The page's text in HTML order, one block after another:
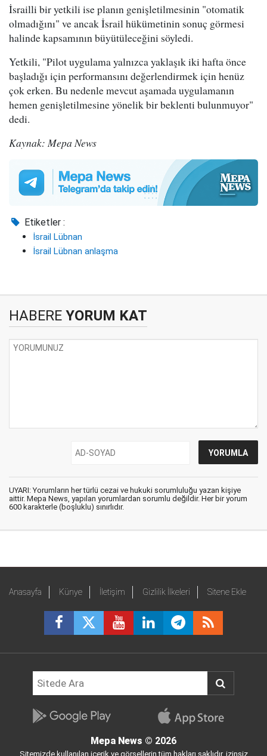
İsrailli bir yetkili ise planın genişletilmesinin "otomatik
olmadığını" ve ancak İsrail hükümetinin sonuç görmesi
halinde kapsamının büyütüleceğini söyledi.
Yetkili, "Pilot uygulama yalnızca yaklaşık iki hafta önce
başladığı için performansını değerlendirmek için henüz
çok erken. Bu nedenle mevcut aşamada uygulamanın
hemen genişletilmesine yönelik bir beklenti bulunmuyor"
dedi.
Kaynak: Mepa News
Etiketler :
İsrail Lübnan
İsrail Lübnan anlaşma
HABERE YORUM KAT
UYARI: Yorumların her türlü cezai ve hukuki sorumluluğu yazan kişiye
aittir. Mepa News, yapılan yorumlardan sorumlu değildir. Her bir yorum
600 karakterle (boşluklu) sınırlıdır.
Anasayfa Künye İletişim Gizlilik İlkeleri Sitene Ekle
Mepa News © 2026
Sitemizde kullanılan içerik ve görsellerin tüm hakları saklıdır, izinsiz